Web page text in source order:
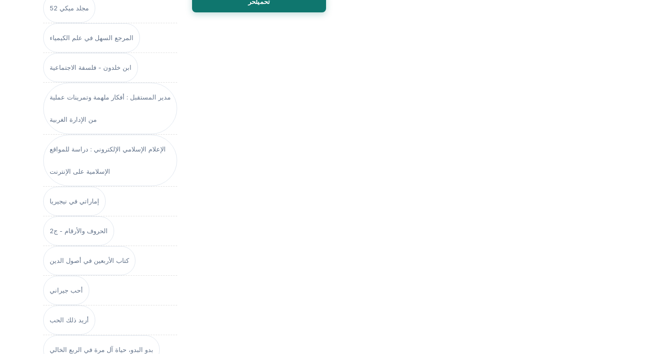
مجلد ميكي 52
المرجع السهل في علم الكيمياء
ابن خلدون - فلسفة الاجتماعية
مدير المستقبل : أفكار ملهمة وتمرينات عملية
من الإدارة الغربية
الإعلام الإسلامي الإلكتروني : دراسة للمواقع
الإسلامية على الإنترنت
إماراتي في نيجيريا
الحروف والأرقام - ج2
كتاب الأربعين في أصول الدين
أحب جيراني
أريد ذلك الحب
بدو البدو، حياة آل مرة في الربع الخالي